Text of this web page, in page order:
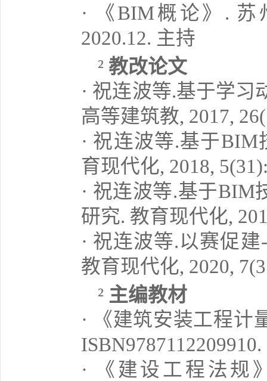
· 《BIM概论》. 苏
2020.12. 主持
² 教改论文
· 祝连波等.基于学
高等建筑教, 2017,
· 祝连波等.基于
育现代化, 2018,
· 祝连波等.基于BIM
研究. 教育现代化,
· 祝连波等.以赛促
教育现代化, 2020,
² 主编教材
· 《建筑安装工程计
ISBN9787112209910.
· 《建设工程法规